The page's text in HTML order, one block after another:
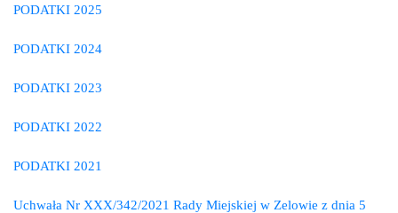
PODATKI 2025
PODATKI 2024
PODATKI 2023
PODATKI 2022
PODATKI 2021
Uchwała Nr XXX/342/2021 Rady Miejskiej w Zelowie z dnia 5